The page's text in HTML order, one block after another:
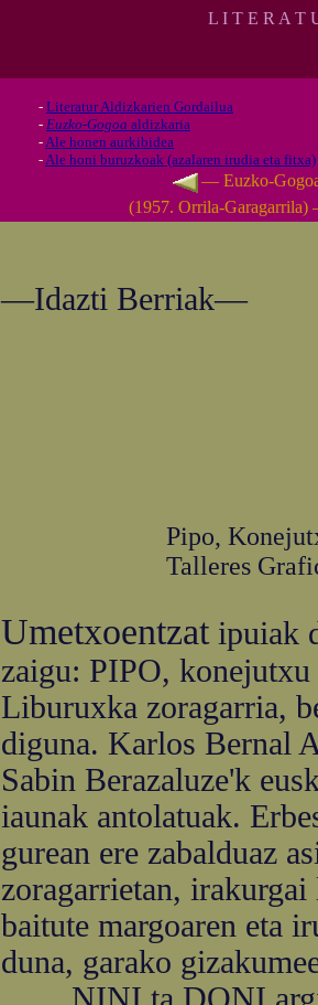
L I T E R A T
- Literatur Aldizkarien Gordailua
- Euzko-Gogoa aldizkaria
-Ale honen aurkibidea
-Ale honi buruzkoak (azalaren irudia eta fitxa)
— Euzko-
(1957. Orrila-
—Idazti Berriak—
Pipo,
Talleres
Umetxoentzatipuiak
zaigu: PIPO,
Liburuxka zoragarria,
diguna. Karlos Bernal
Sabin Berazaluze'k
iaunak antolatuak.
gurean ere zabalduaz
zoragarrietan,
baitute margoaren eta
duna, garako